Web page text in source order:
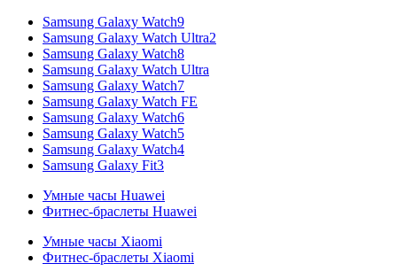
Samsung Galaxy Watch9
Samsung Galaxy Watch Ultra2
Samsung Galaxy Watch8
Samsung Galaxy Watch Ultra
Samsung Galaxy Watch7
Samsung Galaxy Watch FE
Samsung Galaxy Watch6
Samsung Galaxy Watch5
Samsung Galaxy Watch4
Samsung Galaxy Fit3
Умные часы Huawei
Фитнес-браслеты Huawei
Умные часы Xiaomi
Фитнес-браслеты Xiaomi